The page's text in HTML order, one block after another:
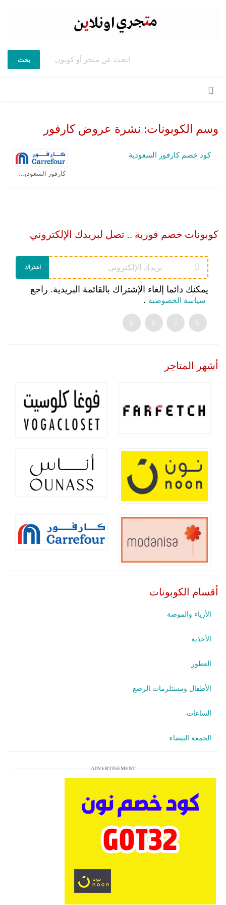
بحث
وسم الكوبونات: نشرة عروض كارفور
كود خصم كارفور السعودية
كوبونات خصم فورية .. تصل لبريدك الإلكتروني
اشتراك
يمكنك دائما إلغاء الإشتراك بالقائمة البريدية. راجع
سياسة الخصوصية .
أشهر المتاجر
أقسام الكوبونات
الأزياء والموضة
الأحذية
العطور
الأطفال ومستلزمات الرضع
الساعات
الجمعة البيضاء
ADVERTISEMENT